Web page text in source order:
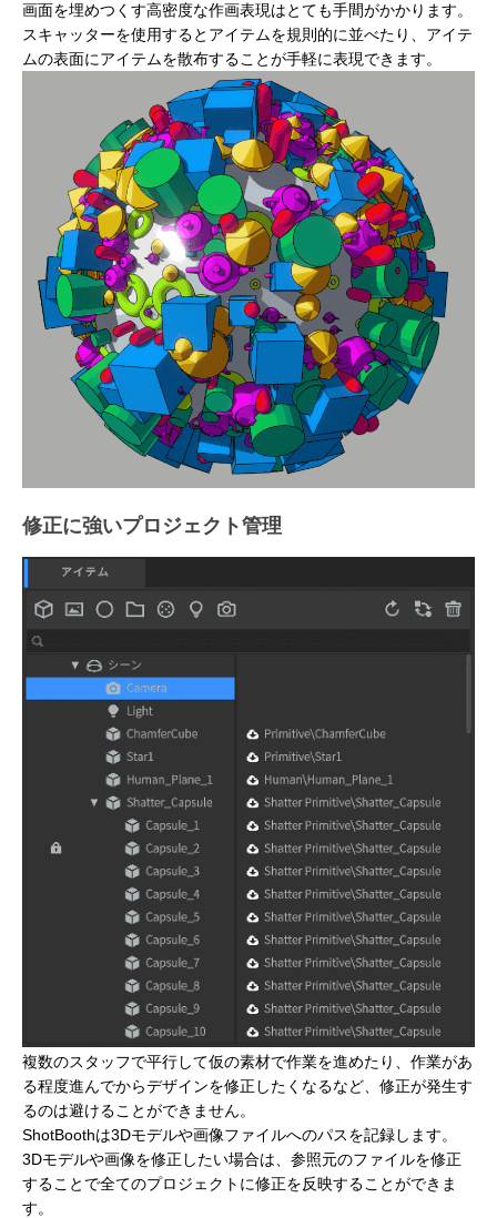
画面を埋めつくす高密度な作画表現はとても手間がかかります。
スキャッターを使用するとアイテムを規則的に並べたり、アイテ
ムの表面にアイテムを散布することが手軽に表現できます。
修正に強いプロジェクト管理
複数のスタッフで平行して仮の素材で作業を進めたり、作業があ
る程度進んでからデザインを修正したくなるなど、修正が発生す
るのは避けることができません。
ShotBoothは3Dモデルや画像ファイルへのパスを記録します。
3Dモデルや画像を修正したい場合は、参照元のファイルを修正
することで全てのプロジェクトに修正を反映することができま
す。